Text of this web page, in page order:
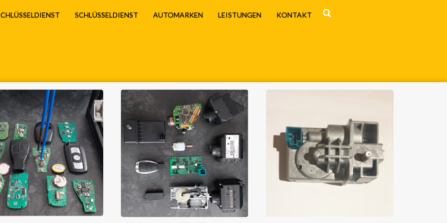
SCHLÜSSELDIENST AUTOMARKEN LEISTUNGEN KONTAKT